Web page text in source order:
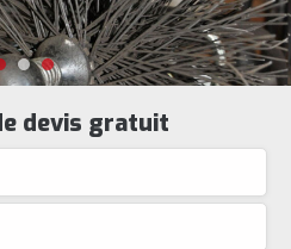
devis gratuit